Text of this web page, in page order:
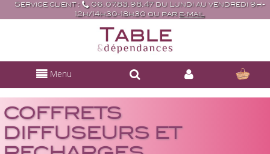
Service client :
06.07.83.98.47 du Lundi au vendredi 9h-
12h/14h30-18h30 ou par e-mail
Menu
COFFRETS
DIFFUSEURS ET